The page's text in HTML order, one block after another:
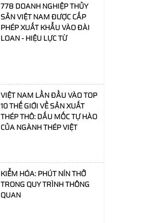
778 DOANH NGHIỆP THỦY
SẢN VIỆT NAM ĐƯỢC CẤP
PHÉP XUẤT KHẨU VÀO ĐÀI
LOAN - HIỆU LỰC TỪ
VIỆT NAM LẦN ĐẦU VÀO TOP
10 THẾ GIỚI VỀ SẢN XUẤT
THÉP THÔ: DẤU MỐC TỰ HÀO
CỦA NGÀNH THÉP VIỆT
KIỂM HÓA: PHÚT NÍN THỞ
TRONG QUY TRÌNH THÔNG
QUAN